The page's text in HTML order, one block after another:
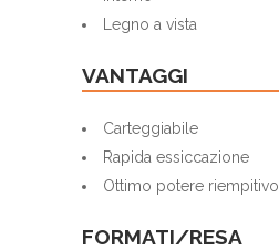
Legno a vista
VANTAGGI
Carteggiabile
Rapida essiccazione
Ottimo potere riempitivo
FORMATI/RESA